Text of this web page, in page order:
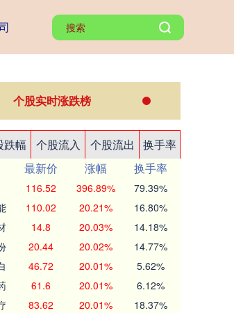
个股实时涨跌榜
跌幅 个股流入 个股流出
换手率
最新价 涨幅
换手率
116.52 396.89% 79.39%
110.02 20.21% 16.80%
14.8 20.03% 14.18%
20.44 20.02% 14.77%
46.72 20.01% 5.62%
61.6 20.01% 6.12%
83.62 20.01% 18.37%